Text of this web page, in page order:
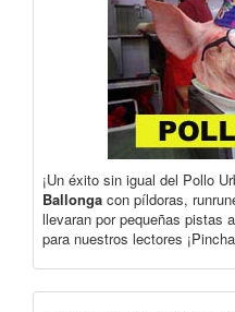
¡Un éxito sin igual del Pollo
Ballonga con píldoras,
llevaran por pequeñas pistas
para nuestros lectores